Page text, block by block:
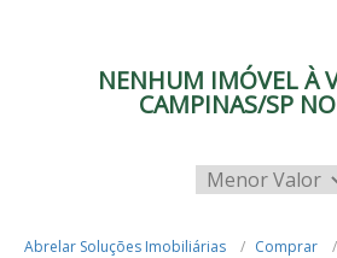
NENHUM IMÓVEL À
CAMPINAS/SP
Abrelar Soluções Imobiliárias Comprar